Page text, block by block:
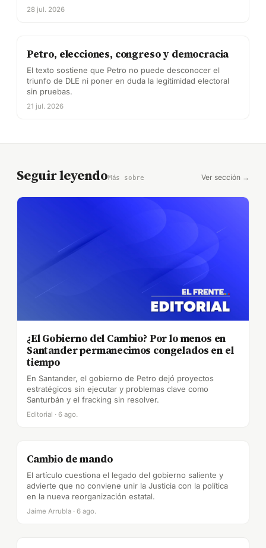
28 jul. 2026
Petro, elecciones, congreso y democracia
El texto sostiene que Petro no puede desconocer el
triunfo de DLE ni poner en duda la legitimidad electoral
sin pruebas.
21 jul. 2026
Seguir leyendoMás sobre Ver sección →
¿El Gobierno del Cambio? Por lo menos en
Santander permanecimos congelados en el
tiempo
En Santander, el gobierno de Petro dejó proyectos
estratégicos sin ejecutar y problemas clave como
Santurbán y el fracking sin resolver.
Editorial · 6 ago.
Cambio de mando
El artículo cuestiona el legado del gobierno saliente y
advierte que no conviene unir la Justicia con la política
en la nueva reorganización estatal.
Jaime Arrubla · 6 ago.